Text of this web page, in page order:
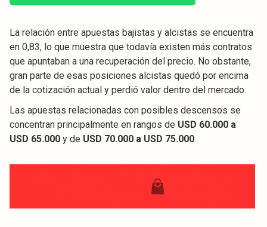
La relación entre apuestas bajistas y alcistas se encuentra
en 0,83, lo que muestra que todavía existen más contratos
que apuntaban a una recuperación del precio. No obstante,
gran parte de esas posiciones alcistas quedó por encima
de la cotización actual y perdió valor dentro del mercado.
Las apuestas relacionadas con posibles descensos se
concentran principalmente en rangos de USD 60.000 a
USD 65.000 y de USD 70.000 a USD 75.000.